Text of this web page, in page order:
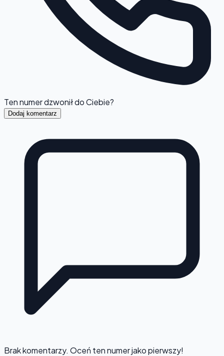
Ten numer dzwonił do Ciebie?
Dodaj komentarz
Brak komentarzy. Oceń ten numer jako pierwszy!